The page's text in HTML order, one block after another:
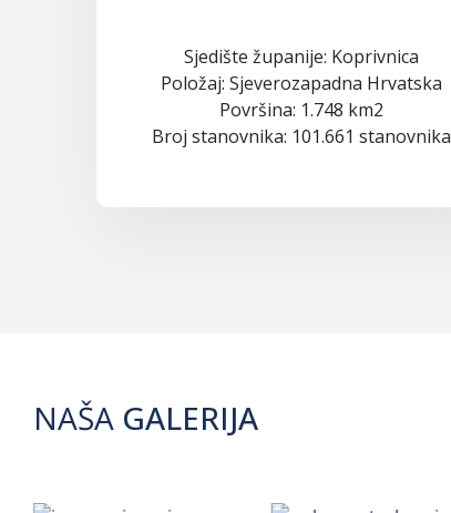
Sjedište županije: Koprivnica
Položaj: Sjeverozapadna Hrvatska
Površina: 1.748 km2
Broj stanovnika: 101.661 stanovnika
NAŠA GALERIJA